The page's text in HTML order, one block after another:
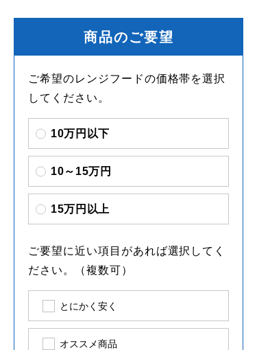
商品のご要望
ご希望のレンジフードの価格帯を選択
してください。
10万円以下
10～15万円
15万円以上
ご要望に近い項目があれば選択してく
ださい。（複数可）
とにかく安く
オススメ商品